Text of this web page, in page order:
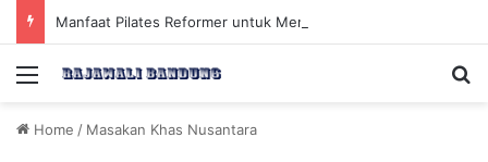
Menu
Home / Masakan Khas Nusantara